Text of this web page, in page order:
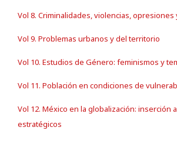
Vol 8. Criminalidades, violencias,
Vol 9. Problemas urbanos y del territorio
Vol 10. Estudios de Género: feminismos y
Vol 11. Población en condiciones de
Vol 12. México en la globalización: inserción
estratégicos